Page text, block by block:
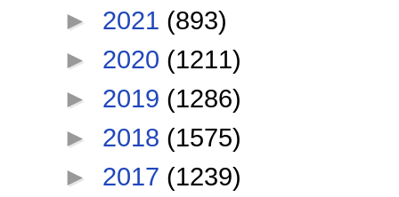
► 2021 (893)
► 2020 (1211)
► 2019 (1286)
► 2018 (1575)
► 2017 (1239)